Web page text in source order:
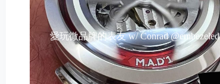
愛玩微品牌的表友 w/ Conrad @embezeled